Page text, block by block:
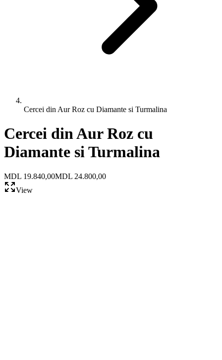
Cercei din Aur Roz cu Diamante si Turmalina
Cercei din Aur Roz cu
Diamante si Turmalina
MDL 19.840,00MDL 24.800,00
View